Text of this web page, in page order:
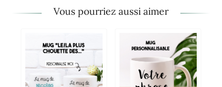
Vous pourriez aussi aimer